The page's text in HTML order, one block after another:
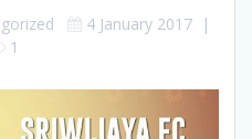
4 January 2017 |
1